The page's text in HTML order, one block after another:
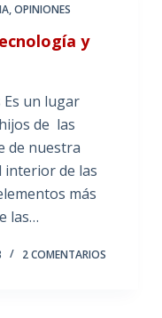
,OPINIONES
y
un lugar
de las
de nuestra
interior de las
más
las…
2 COMENTARIOS